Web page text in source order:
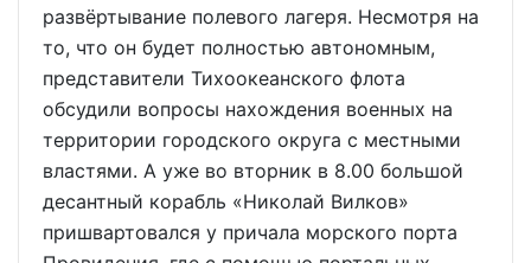
развёртывание полевого лагеря. Несмотря на
то, что он будет полностью автономным,
представители Тихоокеанского флота
обсудили вопросы нахождения военных на
территории городского округа с местными
властями. А уже во вторник в 8.00 большой
десантный корабль «Николай Вилков»
пришвартовался у причала морского порта